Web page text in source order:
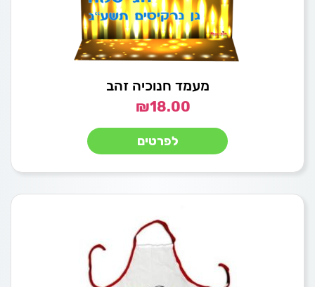
מעמד חנוכיה זהב
₪18.00
לפרטים